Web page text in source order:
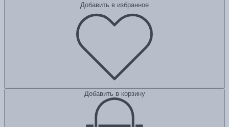
Добавить в избранное
Добавить в корзину